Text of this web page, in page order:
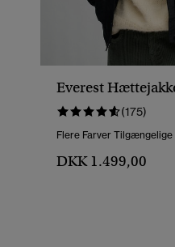
Everest
(175)
Flere Farver Tilgængelige
DKK 1.499,00